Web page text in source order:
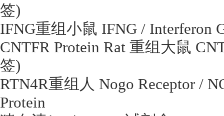
签)
IFNG重组小鼠 IFNG / Interferon
CNTFR Protein Rat 重组大鼠
签)
RTN4R重组人 Nogo Receptor /
Protein